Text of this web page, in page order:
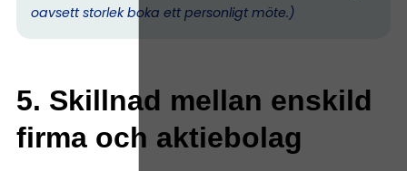
oavsett storlek boka ett personligt möte.)
5. Skillnad mellan enskild
firma och aktiebolag